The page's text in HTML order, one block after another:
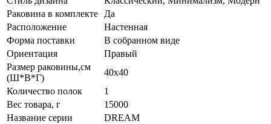
Раковина в комплекте
Да
Расположение
Настенная
Форма поставки
В собранном виде
Ориентация
Правый
Размер раковины,см
(Ш*В*Г)
40х40
Количество полок
1
Вес товара, г
15000
Название серии
DREAM